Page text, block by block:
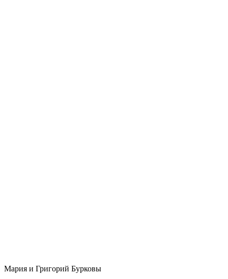
Мария и Григорий Бурковы